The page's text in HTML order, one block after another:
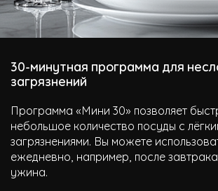
30-минутная программа для
загрязнений
Программа «Мини 30» позволяет
небольшое количество посуды с
загрязнениями. Вы можете
ежедневно, например, после завтрака
ужина.